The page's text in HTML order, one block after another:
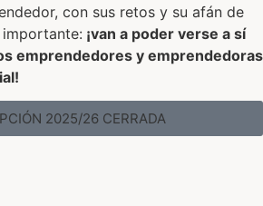
con sus retos y su afán de
¡van a poder verse a sí
emprendedores y emprendedoras
2025/26 CERRADA